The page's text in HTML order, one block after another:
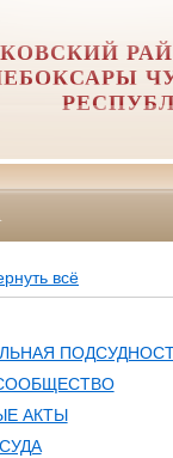
всё
АКТЫ